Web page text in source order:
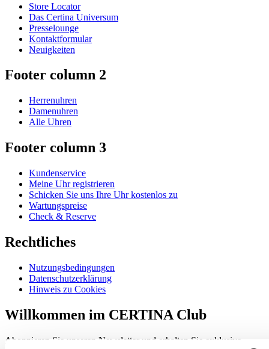
Store Locator
Das Certina Universum
Presselounge
Kontaktformular
Neuigkeiten
Footer column 2
Herrenuhren
Damenuhren
Alle Uhren
Footer column 3
Kundenservice
Meine Uhr registrieren
Schicken Sie uns Ihre Uhr kostenlos zu
Wartungspreise
Check & Reserve
Rechtliches
Nutzungsbedingungen
Datenschutzerklärung
Hinweis zu Cookies
Willkommen im CERTINA Club
Abonnieren Sie unseren Newsletter und erhalten Sie exklusive